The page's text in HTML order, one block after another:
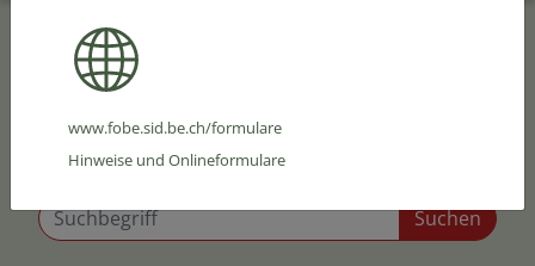
www.fobe.sid.be.ch/formulare
Hinweise und Onlineformulare